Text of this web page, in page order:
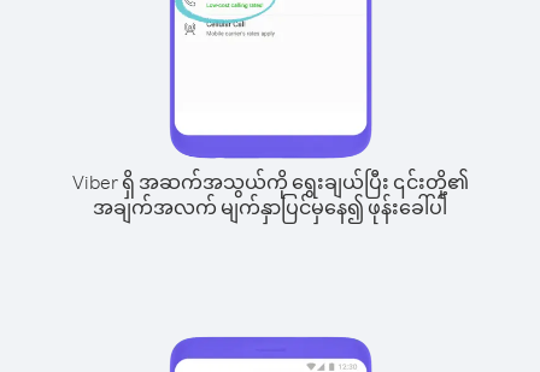
Viber ရှိ အဆက်အသွယ်ကို ရွေးချယ်ပြီး ၎င်းတို့၏
အချက်အလက် မျက်နှာပြင်မှနေ၍ ဖုန်းခေါ်ပါ